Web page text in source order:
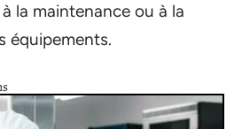
la maintenance ou à la
équipements.